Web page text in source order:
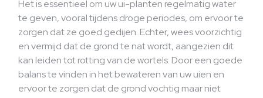
Het is essentieel om uw ui-planten regelmatig water
te geven, vooral tijdens droge periodes, om ervoor te
zorgen dat ze goed gedijen. Echter, wees voorzichtig
en vermijd dat de grond te nat wordt, aangezien dit
kan leiden tot rotting van de wortels. Door een goede
balans te vinden in het bewateren van uw uien en
ervoor te zorgen dat de grond vochtig maar niet